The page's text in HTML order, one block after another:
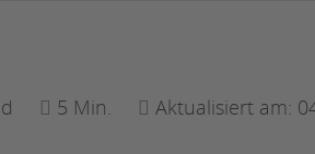
5 Min. Aktualisiert am: